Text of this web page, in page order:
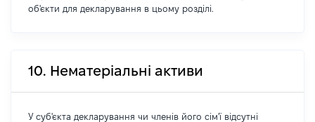
об'єкти для декларування в цьому розділі.
10. Нематеріальні активи
У суб'єкта декларування чи членів його сім'ї відсутні